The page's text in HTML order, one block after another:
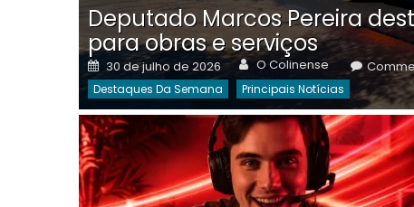
Deputado Marcos Pereira
para obras e serviços
Posted
on
30 de julho de 2026 Author
O Colinense
Destaques Da Semana Principais Notícias